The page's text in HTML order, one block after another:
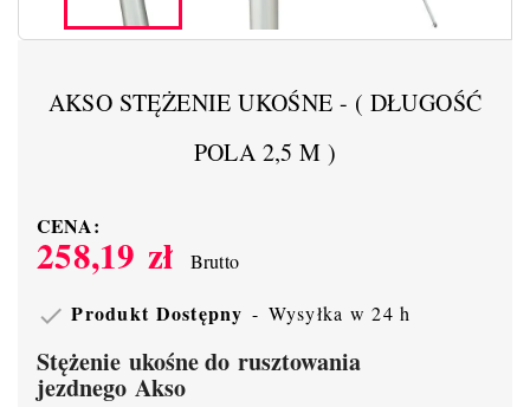
AKSO STĘŻENIE UKOŚNE - ( DŁUGOŚĆ
POLA 2,5 M )
CENA:
258,19 zł Brutto
 Produkt Dostępny Wysyłka w 24 h
Stężenie ukośne do rusztowania
jezdnego Akso